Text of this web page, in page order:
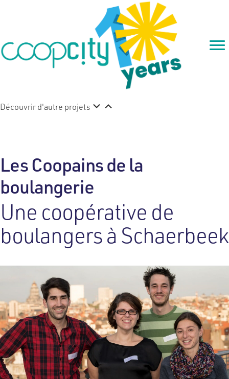
Découvrir d'autre projets
Les Coopains de la
boulangerie
Une coopérative de
boulangers à Schaerbeek